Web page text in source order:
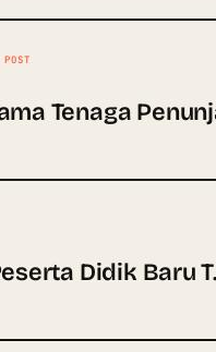
Tenaga
Didik Baru